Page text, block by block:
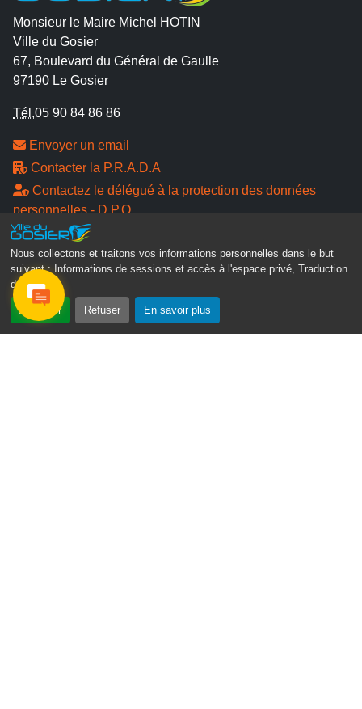
Nous collectons et traitons vos informations personnelles dans le but
suivant :
Informations de sessions et accès à l'espace privé, Traduction
des pages .
Accepter Refuser En savoir plus
Monsieur le Maire Michel HOTIN
Ville du Gosier
67, Boulevard du Général de Gaulle
97190 Le Gosier
Tél.05 90 84 86 86
Envoyer un email
Contacter la P.R.A.D.A
Contactez le délégué à la protection des données
personnelles - D.P.O
Suivez-nous